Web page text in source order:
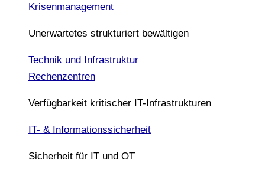
Krisenmanagement
Unerwartetes strukturiert bewältigen
Technik und Infrastruktur
Rechenzentren
Verfügbarkeit kritischer IT-Infrastrukturen
IT- & Informationssicherheit
Sicherheit für IT und OT